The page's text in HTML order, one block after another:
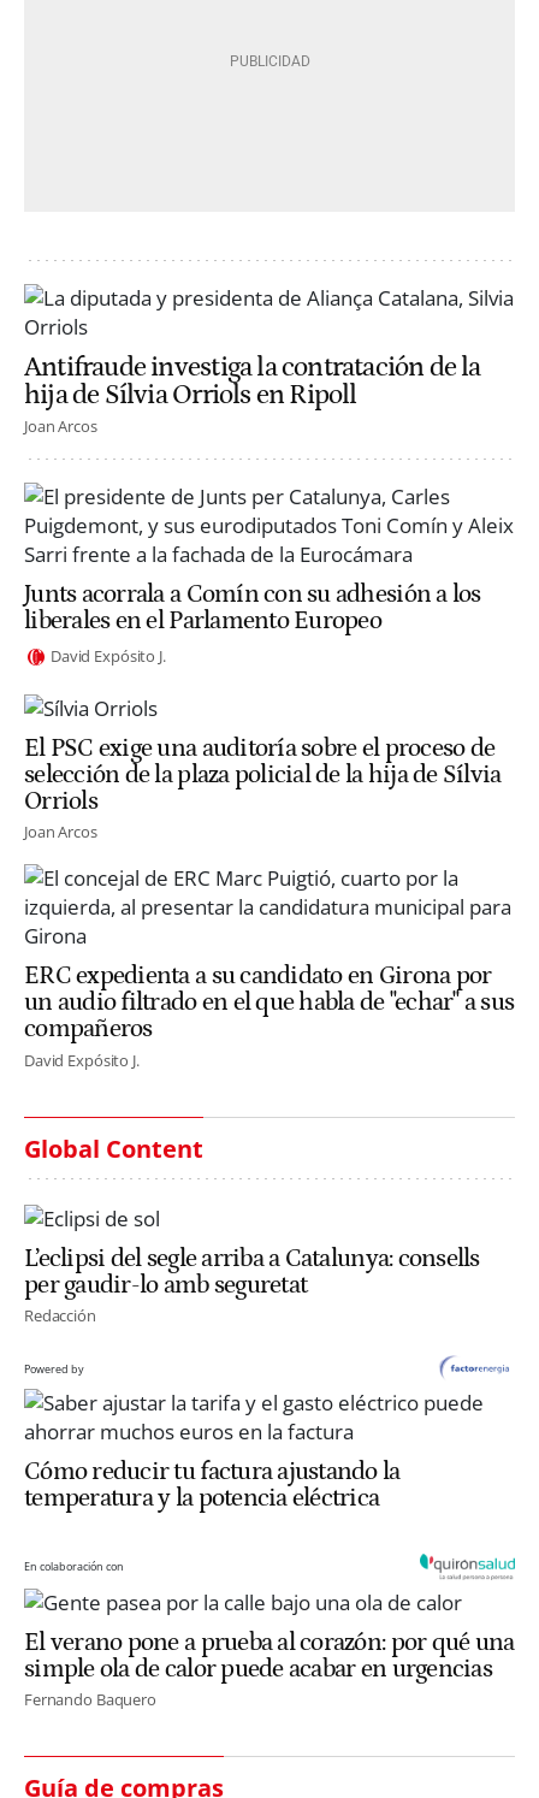
Antifraude investiga la contratación de la
hija de Sílvia Orriols en Ripoll
Joan Arcos
Junts acorrala a Comín con su adhesión a los
liberales en el Parlamento Europeo
David Expósito J.
El PSC exige una auditoría sobre el proceso de
selección de la plaza policial de la hija de Sílvia
Orriols
Joan Arcos
ERC expedienta a su candidato en Girona por
un audio filtrado en el que habla de "echar" a sus
compañeros
David Expósito J.
Global Content
L’eclipsi del segle arriba a Catalunya: consells
per gaudir-lo amb seguretat
Redacción
Powered by
Cómo reducir tu factura ajustando la
temperatura y la potencia eléctrica
En colaboración con
El verano pone a prueba al corazón: por qué una
simple ola de calor puede acabar en urgencias
Fernando Baquero
Guía de compras